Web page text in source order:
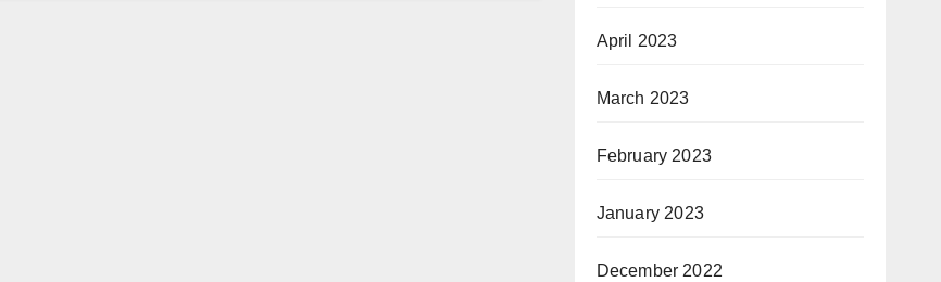
April 2023
March 2023
February 2023
January 2023
December 2022